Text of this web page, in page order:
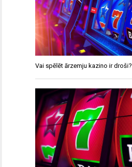
Vai spēlēt ārzemju kazino ir droši?